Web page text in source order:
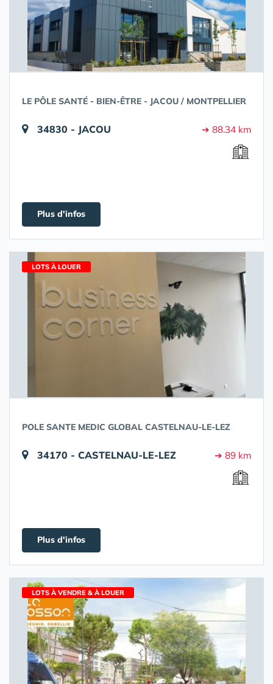
LE PÔLE SANTÉ - BIEN-ÊTRE - JACOU / MONTPELLIER
34830 - JACOU ➔ 88.34 km
Plus d'infos
LOTS À LOUER
POLE SANTE MEDIC GLOBAL CASTELNAU-LE-LEZ
34170 - CASTELNAU-LE-LEZ ➔ 89 km
Plus d'infos
LOTS À VENDRE & À LOUER